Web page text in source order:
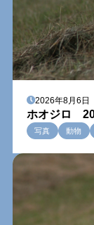
2026年8月6日
ホオジロ
写真 動物